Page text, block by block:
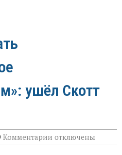
ушёл Скотт
Комментарии к
записи
отключены